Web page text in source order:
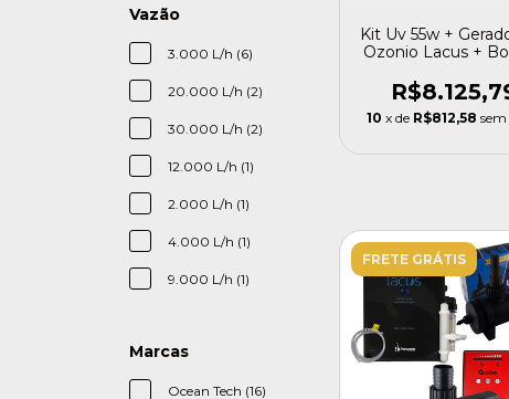
Vazão
3.000 L/h (6)
20.000 L/h (2)
30.000 L/h (2)
12.000 L/h (1)
2.000 L/h (1)
4.000 L/h (1)
9.000 L/h (1)
Marcas
Ocean Tech (16)
Kit Uv 55w +
Ozonio Lacus +
10 x de R$812,58
FRETE GRÁTIS